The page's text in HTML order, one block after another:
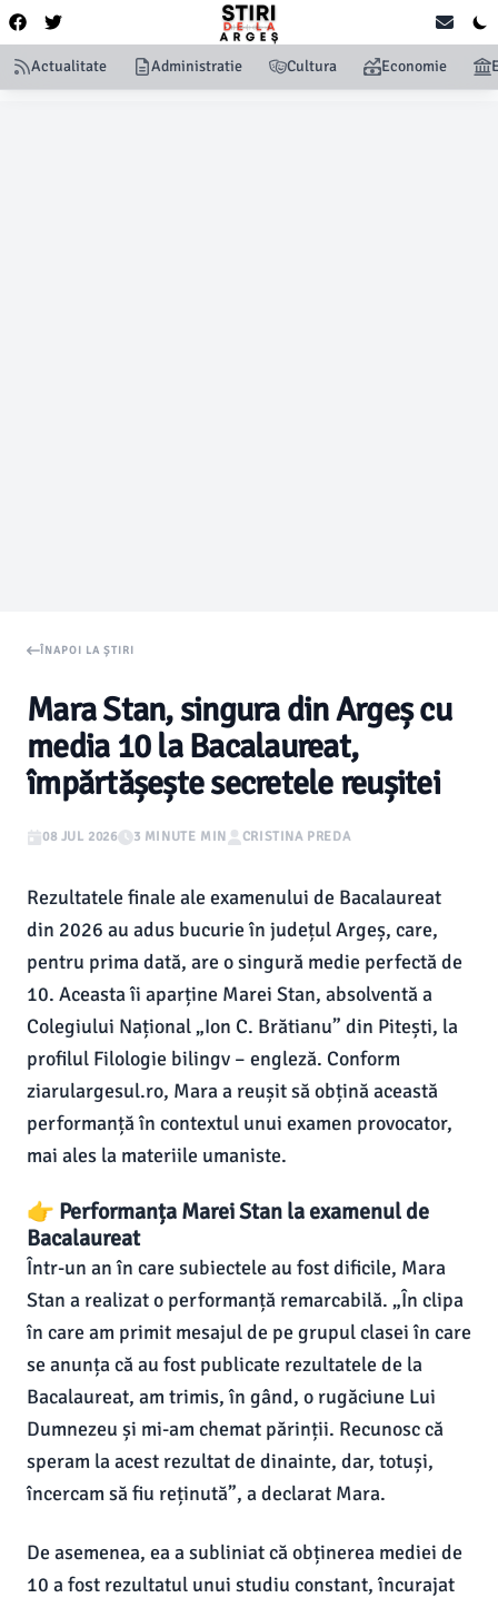
Actualitate Administratie Cultura Economie
ÎNAPOI LA ȘTIRI
Mara Stan, singura din Argeș cu
media 10 la Bacalaureat,
împărtășește secretele reușitei
08 JUL 2026 3 MINUTE MIN CRISTINA PREDA
Rezultatele finale ale examenului de Bacalaureat
din 2026 au adus bucurie în județul Argeș, care,
pentru prima dată, are o singură medie perfectă de
10. Aceasta îi aparține Marei Stan, absolventă a
Colegiului Național „Ion C. Brătianu” din Pitești, la
profilul Filologie bilingv – engleză. Conform
ziarulargesul.ro, Mara a reușit să obțină această
performanță în contextul unui examen provocator,
mai ales la materiile umaniste.
👉 Performanța Marei Stan la examenul de
Bacalaureat
Într-un an în care subiectele au fost dificile, Mara
Stan a realizat o performanță remarcabilă. „În clipa
în care am primit mesajul de pe grupul clasei în care
se anunța că au fost publicate rezultatele de la
Bacalaureat, am trimis, în gând, o rugăciune Lui
Dumnezeu și mi-am chemat părinții. Recunosc că
speram la acest rezultat de dinainte, dar, totuși,
încercam să fiu reținută”, a declarat Mara.
De asemenea, ea a subliniat că obținerea mediei de
10 a fost rezultatul unui studiu constant, încurajat